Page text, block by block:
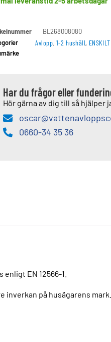
BL268008080
Avlopp, 1-2 hushåll,
Har du frågor eller
Hör gärna av dig till så hjälper
0660-34 35 36
EN 12566-1.
på husägarens